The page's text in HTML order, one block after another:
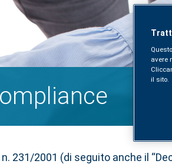
n. 231/2001 (di seguito anche il
avere
il sito.